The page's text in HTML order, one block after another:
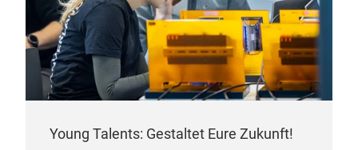
Young Talents: Gestaltet Eure Zukunft!